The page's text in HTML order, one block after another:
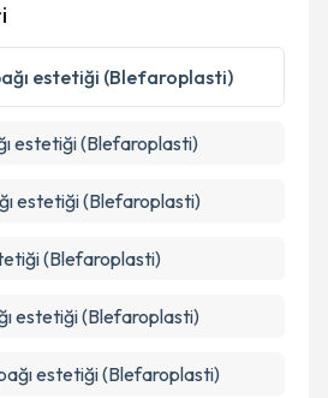
işlenmesine ilişkin
Aydınlatma
ve kişisel verilerimin belirtilen
Talebini Gönder
estetiği (Blefaroplasti)
estetiği (Blefaroplasti)
estetiği (Blefaroplasti)
(Blefaroplasti)
estetiği (Blefaroplasti)
estetiği (Blefaroplasti)